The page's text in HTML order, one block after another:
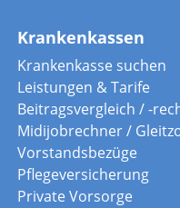
Krankenkassen
Krankenkasse suchen
Leistungen & Tarife
Beitragsvergleich / -
Midijobrechner /
Vorstandsbezüge
Pflegeversicherung
Private Vorsorge